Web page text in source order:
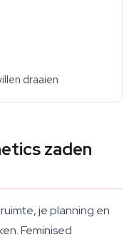
draaien
zaden
je planning en
Feminised